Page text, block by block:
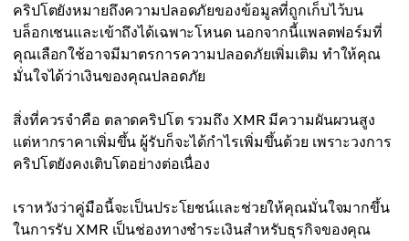
คริปโตยังหมายถึงความปลอดภัยของข้อมูลที่ถูกเก็บไว้บน
บล็อกเชนและเข้าถึงได้เฉพาะโหนด นอกจากนี้แพลตฟอร์มที่
คุณเลือกใช้อาจมีมาตรการความปลอดภัยเพิ่มเติม ทำให้คุณ
มั่นใจได้ว่าเงินของคุณปลอดภัย
สิ่งที่ควรจำคือ ตลาดคริปโต รวมถึง XMR มีความผันผวนสูง
แต่หากราคาเพิ่มขึ้น ผู้รับก็จะได้กำไรเพิ่มขึ้นด้วย เพราะวงการ
คริปโตยังคงเติบโตอย่างต่อเนื่อง
เราหวังว่าคู่มือนี้จะเป็นประโยชน์และช่วยให้คุณมั่นใจมากขึ้น
ในการรับ XMR เป็นช่องทางชำระเงินสำหรับธุรกิจของคุณ